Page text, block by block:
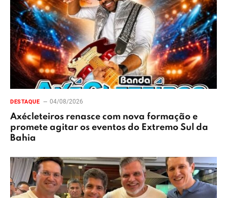
DESTAQUE 04/08/2026
Axécleteiros renasce com nova formação e
promete agitar os eventos do Extremo Sul da
Bahia